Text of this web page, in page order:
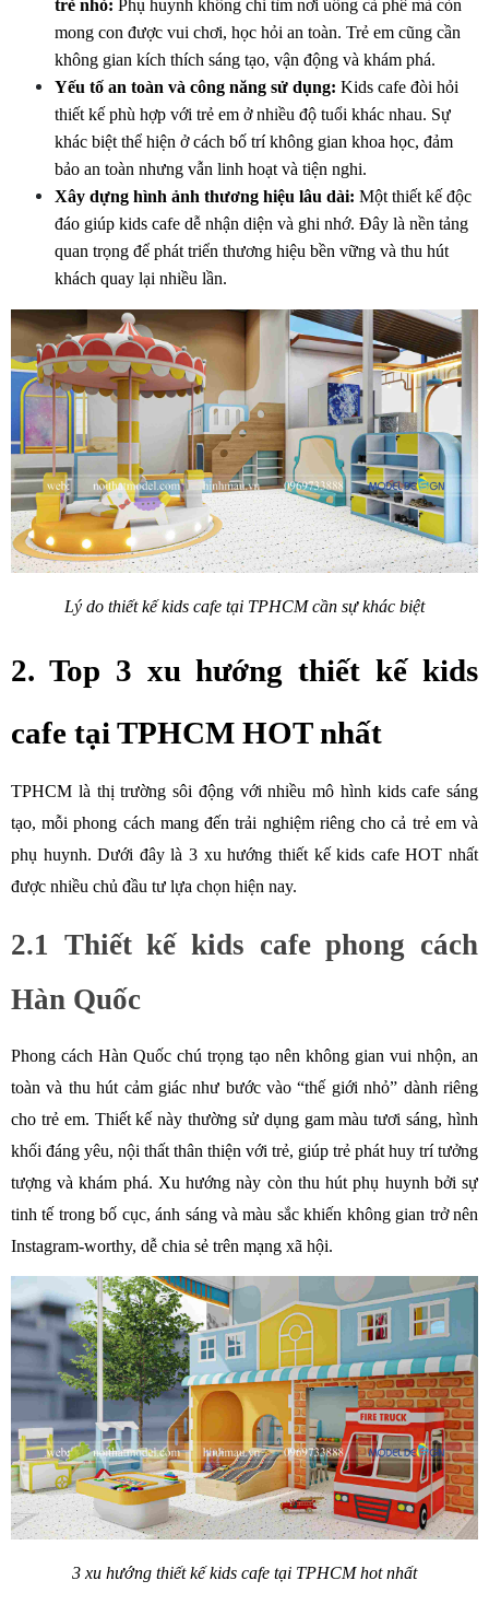
trẻ nhỏ: Phụ huynh không chỉ tìm nơi uống cà phê mà còn
mong con được vui chơi, học hỏi an toàn. Trẻ em cũng cần
không gian kích thích sáng tạo, vận động và khám phá.
Yếu tố an toàn và công năng sử dụng: Kids cafe đòi hỏi
thiết kế phù hợp với trẻ em ở nhiều độ tuổi khác nhau. Sự
khác biệt thể hiện ở cách bố trí không gian khoa học, đảm
bảo an toàn nhưng vẫn linh hoạt và tiện nghi.
Xây dựng hình ảnh thương hiệu lâu dài: Một thiết kế độc
đáo giúp kids cafe dễ nhận diện và ghi nhớ. Đây là nền tảng
quan trọng để phát triển thương hiệu bền vững và thu hút
khách quay lại nhiều lần.
Lý do thiết kế kids cafe tại TPHCM cần sự khác biệt
2. Top 3 xu hướng thiết kế kids
cafe tại TPHCM HOT nhất
TPHCM là thị trường sôi động với nhiều mô hình kids cafe sáng
tạo, mỗi phong cách mang đến trải nghiệm riêng cho cả trẻ em và
phụ huynh. Dưới đây là 3 xu hướng thiết kế kids cafe HOT nhất
được nhiều chủ đầu tư lựa chọn hiện nay.
2.1 Thiết kế kids cafe phong cách
Hàn Quốc
Phong cách Hàn Quốc chú trọng tạo nên không gian vui nhộn, an
toàn và thu hút cảm giác như bước vào “thế giới nhỏ” dành riêng
cho trẻ em. Thiết kế này thường sử dụng gam màu tươi sáng, hình
khối đáng yêu, nội thất thân thiện với trẻ, giúp trẻ phát huy trí tưởng
tượng và khám phá. Xu hướng này còn thu hút phụ huynh bởi sự
tinh tế trong bố cục, ánh sáng và màu sắc khiến không gian trở nên
Instagram-worthy, dễ chia sẻ trên mạng xã hội.
3 xu hướng thiết kế kids cafe tại TPHCM hot nhất